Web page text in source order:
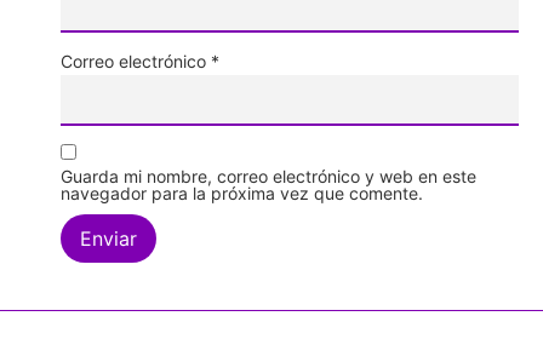
Correo electrónico *
Guarda mi nombre, correo electrónico y web en este
navegador para la próxima vez que comente.